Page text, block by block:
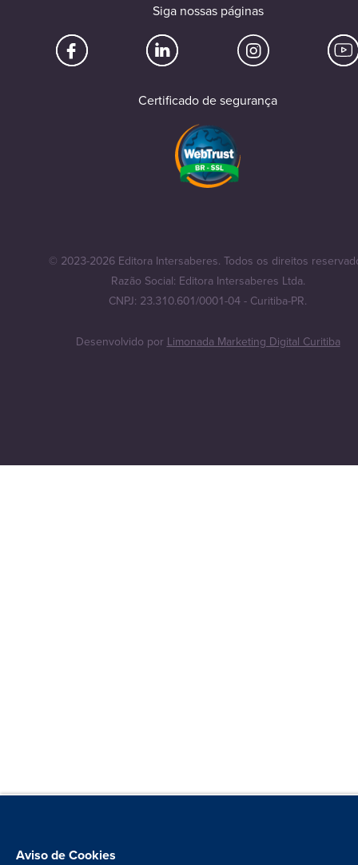
Siga nossas páginas
Certificado de segurança
© 2023-2026 Editora Intersaberes. Todos os direitos
Razão Social: Editora Intersaberes Ltda.
CNPJ: 23.310.601/0001-04 - Curitiba-PR.
Desenvolvido por Limonada Marketing Digital Curitiba
Aviso de Cookies